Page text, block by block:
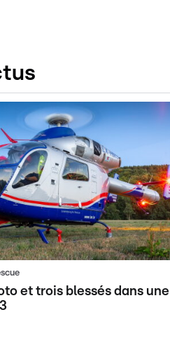
et trois blessés dans une